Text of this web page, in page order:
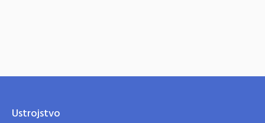
Ustrojstvo